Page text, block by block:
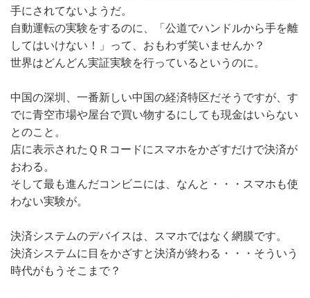
手にされてないようだ。
自動運転の実験をするのに、「公道でハンドルから手を離
してはいけない！」って、おもわず笑いませんか？
世界はどんどん実証実験を行っているというのに。
中国の深圳、一番新しい中国の経済特区だそうですが、す
でに青空市場や屋台で買い物するにしても現金はいらない
とのこと。
店に表示されたＱＲコードにスマホをかざすだけで決済が
おわる。
そして最も進んだコンビニには、なんと・・・スマホも使
わない実験が。
決済システムのデバイスは、スマホではなく網膜です。
決済システムに目をかざすと決済が終わる・・・そういう
時代がもうそこまで？